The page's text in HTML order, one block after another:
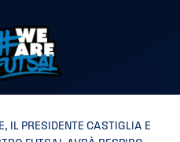
IL PRESIDENTE CASTIGLIA E